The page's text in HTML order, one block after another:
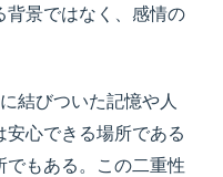
背景ではなく、感情の
結びついた記憶や人
安心できる場所である
でもある。この二重性